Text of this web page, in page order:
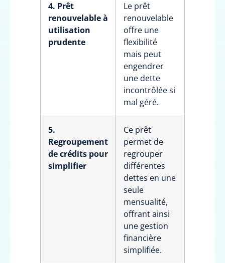
4. Prêt
renouvelable à
utilisation
prudente
Le prêt
renouvelable
offre une
flexibilité
mais peut
engendrer
une dette
incontrôlée si
mal géré.
5.
Regroupement
de crédits pour
simplifier
Ce prêt
permet de
regrouper
différentes
dettes en une
seule
mensualité,
offrant ainsi
une gestion
financière
simplifiée.